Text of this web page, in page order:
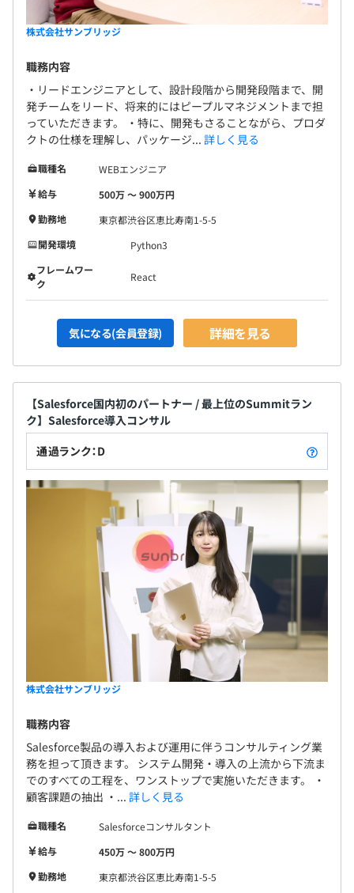
株式会社サンブリッジ
職務内容
・リードエンジニアとして、設計段階から開発段階まで、開
発チームをリード、将来的にはピープルマネジメントまで担
っていただきます。 ・特に、開発もさることながら、プロダ
クトの仕様を理解し、パッケージ... 詳しく見る
職種名
WEBエンジニア
給与
500万 〜 900万円
勤務地
東京都渋谷区恵比寿南1-5-5
開発環境
Python3
フレームワー
ク
React
気になる(会員登録) 詳細を見る
【Salesforce国内初のパートナー / 最上位のSummitラン
ク】Salesforce導入コンサル
通過ランク：D
株式会社サンブリッジ
職務内容
Salesforce製品の導入および運用に伴うコンサルティング業
務を担って頂きます。 システム開発・導入の上流から下流ま
でのすべての工程を、ワンストップで実施いただきます。 ・
顧客課題の抽出 ・... 詳しく見る
職種名
Salesforceコンサルタント
給与
450万 〜 800万円
勤務地
東京都渋谷区恵比寿南1-5-5